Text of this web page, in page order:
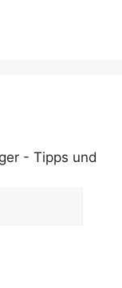
- Tipps und